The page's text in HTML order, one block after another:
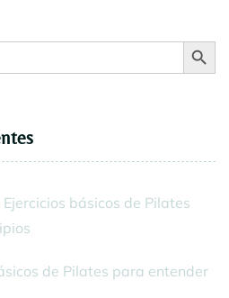
Botón de
Ejercicios básicos de Pilates
de Pilates para entender